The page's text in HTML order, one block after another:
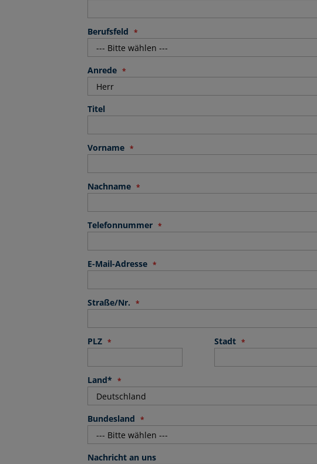
Berufsfeld
Anrede
Titel
Vorname
Nachname
Telefonnummer
E-Mail-Adresse
Straße/Nr.
PLZ Stadt
Land*
Bundesland
Nachricht an uns